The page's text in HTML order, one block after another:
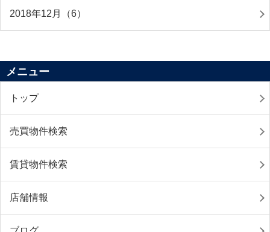
2018年12月（6）
メニュー
トップ
売買物件検索
賃貸物件検索
店舗情報